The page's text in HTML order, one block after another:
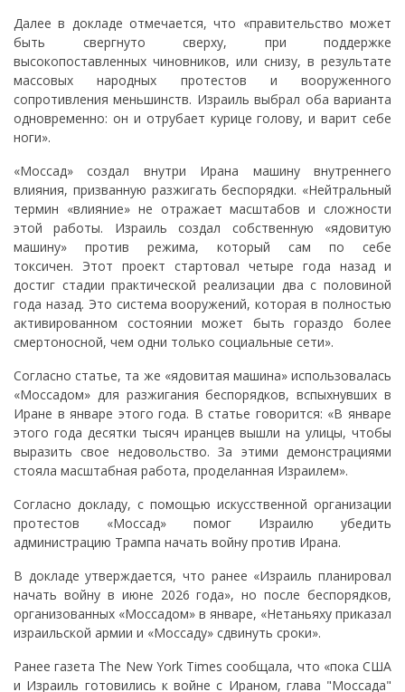
Далее в докладе отмечается, что «правительство может
быть свергнуто сверху, при поддержке
высокопоставленных чиновников, или снизу, в результате
массовых народных протестов и вооруженного
сопротивления меньшинств. Израиль выбрал оба варианта
одновременно: он и отрубает курице голову, и варит себе
ноги».
«Моссад» создал внутри Ирана машину внутреннего
влияния, призванную разжигать беспорядки. «Нейтральный
термин «влияние» не отражает масштабов и сложности
этой работы. Израиль создал собственную «ядовитую
машину» против режима, который сам по себе
токсичен. Этот проект стартовал четыре года назад и
достиг стадии практической реализации два с половиной
года назад. Это система вооружений, которая в полностью
активированном состоянии может быть гораздо более
смертоносной, чем одни только социальные сети».
Согласно статье, та же «ядовитая машина» использовалась
«Моссадом» для разжигания беспорядков, вспыхнувших в
Иране в январе этого года. В статье говорится: «В январе
этого года десятки тысяч иранцев вышли на улицы, чтобы
выразить свое недовольство. За этими демонстрациями
стояла масштабная работа, проделанная Израилем».
Согласно докладу, с помощью искусственной организации
протестов «Моссад» помог Израилю убедить
администрацию Трампа начать войну против Ирана.
В докладе утверждается, что ранее «Израиль планировал
начать войну в июне 2026 года», но после беспорядков,
организованных «Моссадом» в январе, «Нетаньяху приказал
израильской армии и «Моссаду» сдвинуть сроки».
Ранее газета The New York Times сообщала, что «пока США
и Израиль готовились к войне с Ираном, глава "Моссада"